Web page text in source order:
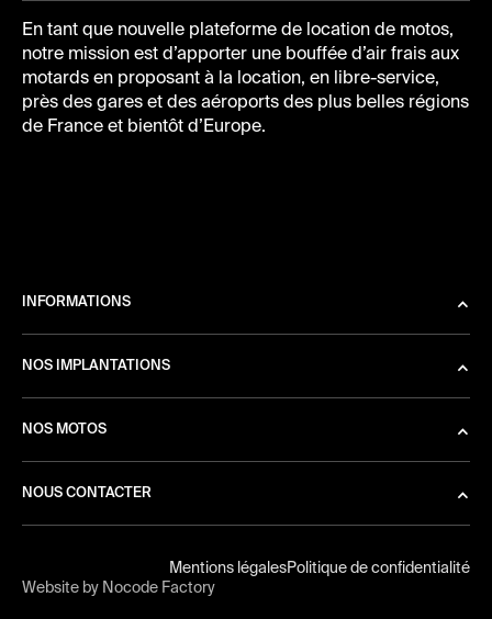
En tant que nouvelle plateforme de location de motos,
notre mission est d’apporter une bouffée d’air frais aux
motards en proposant à la location, en libre-service,
près des gares et des aéroports des plus belles régions
de France et bientôt d’Europe.
INFORMATIONS
NOS IMPLANTATIONS
NOS MOTOS
NOUS CONTACTER
Mentions légalesPolitique de confidentialité
Website by Nocode Factory